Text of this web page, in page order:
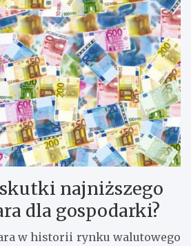
skutki najniższego
dla gospodarki?
w historii rynku walutowego